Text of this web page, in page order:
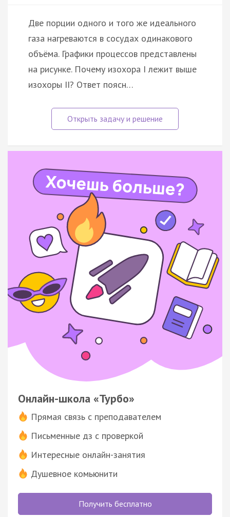
Две порции одного и того же идеального
газа нагреваются в сосудах одинакового
объёма. Графики процессов представлены
на рисунке. Почему изохора I лежит выше
изохоры II? Ответ поясн…
Онлайн-школа «Турбо»
Прямая связь с преподавателем
Письменные дз с проверкой
Интересные онлайн-занятия
Душевное комьюнити
Получить бесплатно